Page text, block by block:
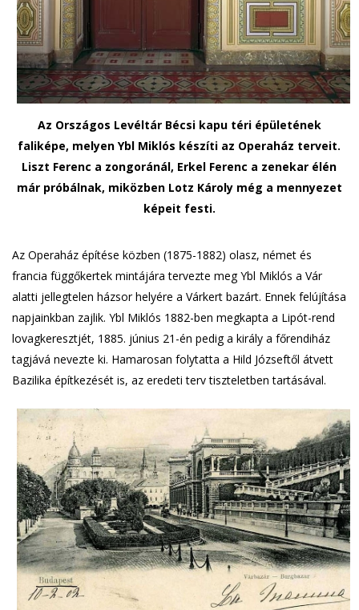
Az Országos Levéltár Bécsi kapu téri épületének
faliképe, melyen Ybl Miklós készíti az Operaház terveit.
Liszt Ferenc a zongoránál, Erkel Ferenc a zenekar élén
már próbálnak, miközben Lotz Károly még a mennyezet
képeit festi.
Az Operaház építése közben (1875-1882) olasz, német és
francia függőkertek mintájára tervezte meg Ybl Miklós a Vár
alatti jellegtelen házsor helyére a Várkert bazárt. Ennek felújítása
napjainkban zajlik. Ybl Miklós 1882-ben megkapta a Lipót-rend
lovagkeresztjét, 1885. június 21-én pedig a király a főrendiház
tagjává nevezte ki. Hamarosan folytatta a Hild Józseftől átvett
Bazilika építkezését is, az eredeti terv tiszteletben tartásával.